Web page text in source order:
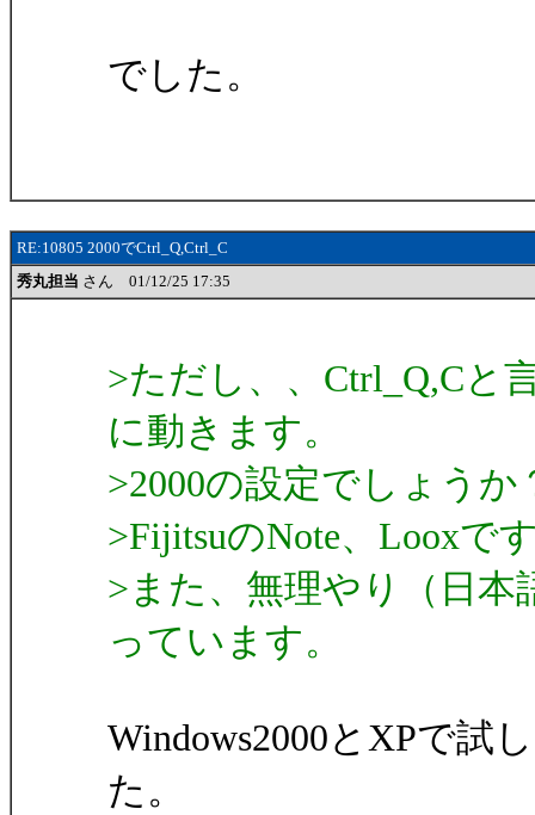
でした。
RE:10805 2000でCtrl_Q,Ctrl_C
秀丸担当 さん 01/12/25 17:35
>ただし、、Ctrl_Q,Cと
に動きます。
>2000の設定でしょうか
>FijitsuのNote、Looxで
>また、無理やり（日本
っています。
Windows2000とXPで試
た。